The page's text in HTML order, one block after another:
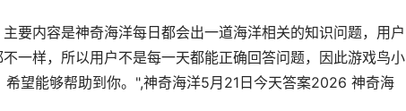
要内容是神奇海洋每日都会出一道海洋相关的知识问题，用户
一样，所以用户不是每一天都能正确回答问题，因此游戏鸟小
望能够帮助到你。",神奇海洋5月21日今天答案2026 神奇海